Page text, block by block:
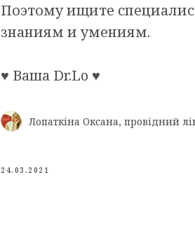
Поэтому ищите
знаниям и умениям.
♥️ Ваша Dr.Lo ♥️
Лопаткіна Оксана, провідний
24.03.2021